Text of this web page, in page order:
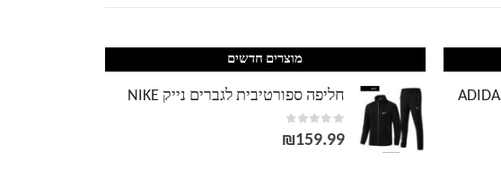
מוצרים חדשים
חליפה ספורטיבית לגברים נייק NIKE
0
out of 5
₪159.99